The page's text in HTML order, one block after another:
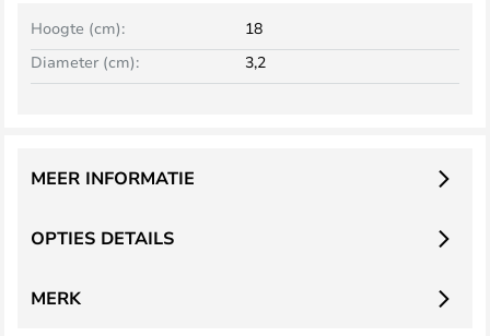
Hoogte (cm):
18
Diameter (cm):
3,2
OPTIES DETAILS
MEER INFORMATIE
MERK